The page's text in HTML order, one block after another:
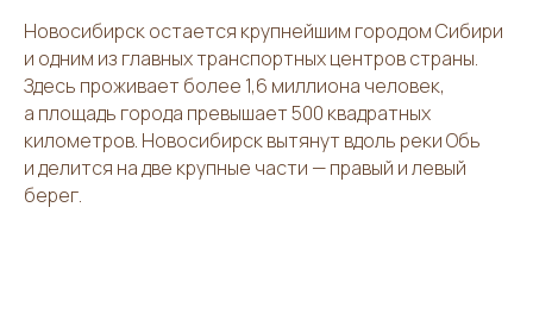
Новосибирск остается крупнейшим городом Сибири
и одним из главных транспортных центров страны.
Здесь проживает более 1,6 миллиона человек,
а площадь города превышает 500 квадратных
километров. Новосибирск вытянут вдоль реки Обь
и делится на две крупные части — правый и левый
берег.